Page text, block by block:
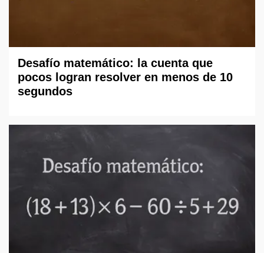
Desafío matemático: la cuenta que
pocos logran resolver en menos de 10
segundos